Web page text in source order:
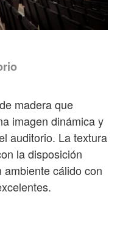
madera que
imagen dinámica y
auditorio. La textura
la disposición
cálido con